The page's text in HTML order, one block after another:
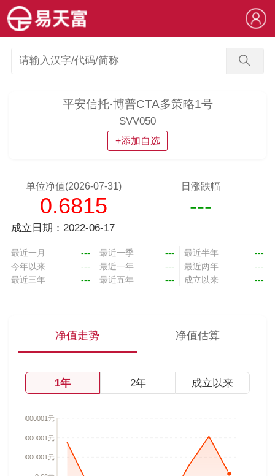
平安信托·博普CTA多策略1号
SVV050
+添加自选
单位净值(2026-07-31)
0.6815
日涨跌幅
---
成立日期：2022-06-17
最近一月 --- 最近一季 --- 最近半年
---
今年以来
--- 最近一年 --- 最近两年
---
最近三年
--- 最近五年 --- 成立以来 ---
净值走势 净值估算
1年 2年 成立以来